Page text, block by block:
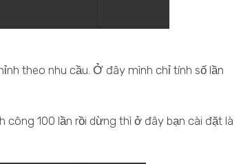
theo nhu cầu. Ở đây mình chỉ tính số lần
100 lần rồi dừng thì ở đây bạn cài đặt là